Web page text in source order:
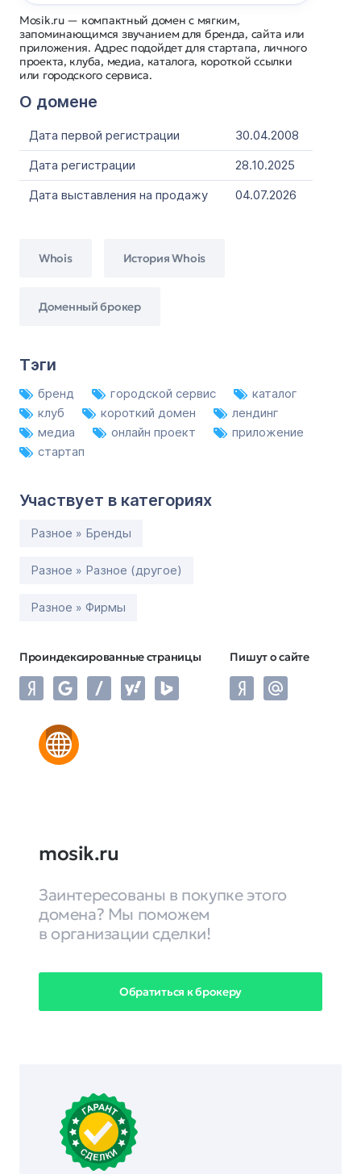
Mosik.ru — компактный домен с мягким,
запоминающимся звучанием для бренда, сайта или
приложения. Адрес подойдет для стартапа, личного
проекта, клуба, медиа, каталога, короткой ссылки
или городского сервиса.
О домене
Дата первой регистрации
30.04.2008
Дата регистрации
28.10.2025
Дата выставления на продажу
04.07.2026
Whois История Whois
Доменный брокер
Тэги
бренд городской сервис
каталог
клуб
короткий домен
лендинг
медиа
онлайн проект
приложение
стартап
Участвует в категориях
Разное » Бренды
Разное » Разное (другое)
Разное » Фирмы
Проиндексированные страницы Пишут о сайте
mosik.ru
Заинтересованы в покупке этого
домена? Мы поможем
в организации сделки!
Обратиться к брокеру